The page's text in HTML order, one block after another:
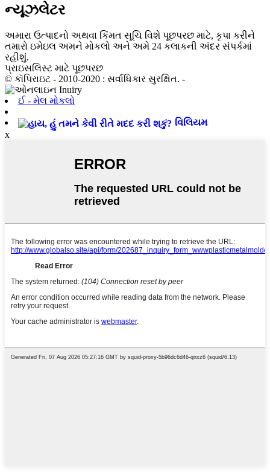
ન્યૂઝલેટર
અમારા ઉત્પાદનો અથવા કિંમત સૂચિ વિશે પૂછપરછ માટે, કૃપા કરીને
તમારો ઇમેઇલ અમને મોકલો અને અમે 24 કલાકની અંદર સંપર્કમાં
રહીશું.
પ્રાઇસલિસ્ટ માટે પૂછપરછ
© કૉપિરાઇટ - 2010-2020 : સર્વાધિકાર સુરક્ષિત. -
ઈ - મેલ મોકલો
વિલિયમ
x